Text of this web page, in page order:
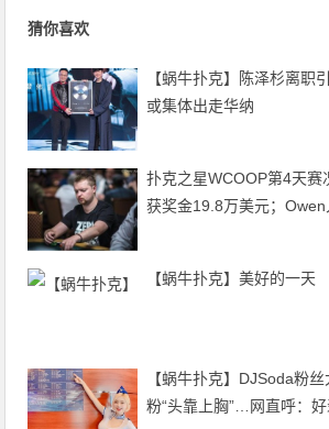
猜你喜欢
【蜗牛扑克】陈泽杉离职
或集体出走华纳
扑克之星WCOOP第4天赛
获奖金19.8万美元；
【蜗牛扑克】美好的一天
【蜗牛扑克】DJSoda粉
粉“头靠上胸”…网直呼：好